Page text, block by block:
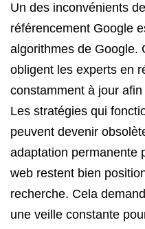
Un des inconvénients
référencement Google
algorithmes de Google.
obligent les experts en
constamment à jour
Les stratégies qui
peuvent devenir
adaptation permanente
web restent bien
recherche. Cela
une veille constante